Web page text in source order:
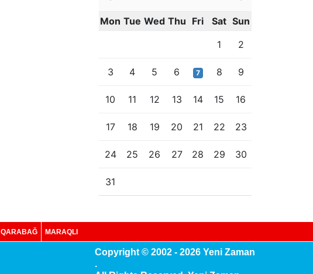
Mon Tue Wed Thu Fri Sat Sun
1
2
3 4 5 6 7 8 9
10 11 12 13 14 15 16
17 18 19 20 21 22 23
24 25 26 27 28 29 30
31
QARABAĞ MARAQLI
Copyright © 2002 - 2026 Yeni Zaman
.